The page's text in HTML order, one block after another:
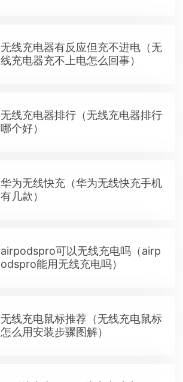
无线充电器有反应但充不进电（无
线充电器充不上电怎么回事）
无线充电器排行（无线充电器排行
哪个好）
华为无线快充（华为无线快充手机
有几款）
airpodspro可以无线充电吗（airp
odspro能用无线充电吗）
无线充电鼠标推荐（无线充电鼠标
怎么用安装步骤图解）